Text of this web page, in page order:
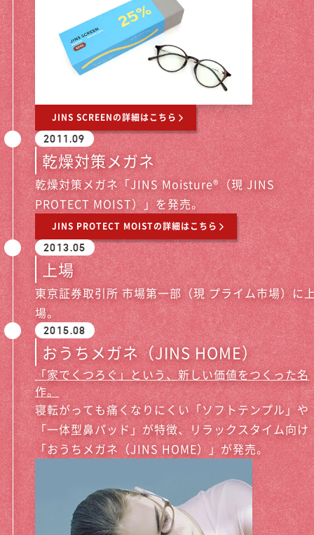
JINS SCREENの詳細はこちら
2011.09
乾燥対策メガネ
乾燥対策メガネ「JINS Moisture®（現 JINS
PROTECT MOIST）」を発売。
JINS PROTECT MOISTの詳細はこちら
2013.05
上場
東京証券取引所 市場第一部（現 プライム市場）に
場。
2015.08
おうちメガネ（JINS HOME）
「家でくつろぐ」という、新しい価値をつくった名
作。
寝転がっても痛くなりにくい「ソフトテンプル」や
「一体型鼻パッド」が特徴、リラックスタイム向け
「おうちメガネ（JINS HOME）」が発売。